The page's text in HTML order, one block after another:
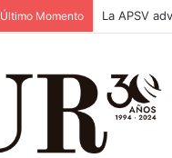
Último Momento La APSV